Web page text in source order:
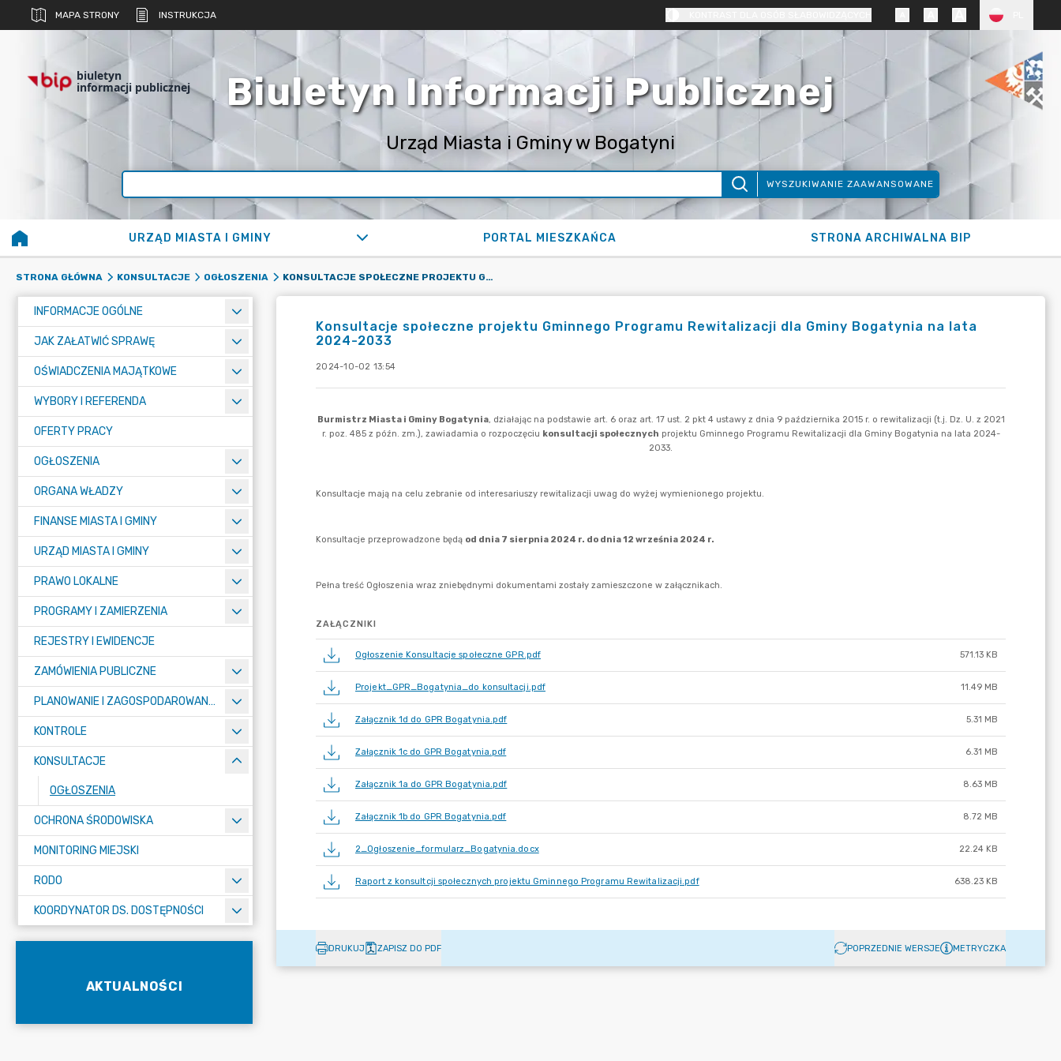
MAPA STRONY INSTRUKCJA
biuletyn
informacji publicznej Biuletyn Informacji Publicznej
Urząd Miasta i Gminy w Bogatyni
WYSZUKIWANIE ZAAWANSOWANE
URZĄD MIASTA I GMINY PORTAL MIESZKAŃCA STRONA ARCHIWALNA BIP
STRONA GŁÓWNA KONSULTACJE OGŁOSZENIA KONSULTACJE SPOŁECZNE PROJEKTU GMINNEGO PROGRAMU REWITALIZACJI DLA GMINY BOGATYNIA NA LATA 2024-2033
INFORMACJE OGÓLNE
JAK ZAŁATWIĆ SPRAWĘ
OŚWIADCZENIA MAJĄTKOWE
WYBORY I REFERENDA
OFERTY PRACY
OGŁOSZENIA
ORGANA WŁADZY
FINANSE MIASTA I GMINY
URZĄD MIASTA I GMINY
PRAWO LOKALNE
PROGRAMY I ZAMIERZENIA
REJESTRY I EWIDENCJE
ZAMÓWIENIA PUBLICZNE
PLANOWANIE I ZAGOSPODAROWANIE PRZESTRZENNE
KONTROLE
KONSULTACJE
OGŁOSZENIA
OCHRONA ŚRODOWISKA
MONITORING MIEJSKI
RODO
KOORDYNATOR DS. DOSTĘPNOŚCI
AKTUALNOŚCI
Konsultacje społeczne projektu Gminnego Programu Rewitalizacji dla Gminy Bogatynia na lata
2024-2033
2024-10-02 13:54
ZAŁĄCZNIKI
Ogłoszenie Konsultacje społeczne GPR.pdf 571.13 KB
Projekt_GPR_Bogatynia_do konsultacji.pdf 11.49 MB
Załącznik 1d do GPR Bogatynia.pdf 5.31 MB
Załącznik 1c do GPR Bogatynia.pdf 6.31 MB
Załącznik 1a do GPR Bogatynia.pdf 8.63 MB
Załącznik 1b do GPR Bogatynia.pdf 8.72 MB
2_Ogłoszenie_formularz_Bogatynia.docx 22.24 KB
Raport z konsultcji społecznych projektu Gminnego Programu Rewitalizacji.pdf 638.23 KB
DRUKUJ ZAPISZ DO PDF POPRZEDNIE WERSJE METRYCZKA